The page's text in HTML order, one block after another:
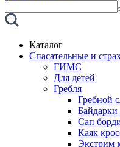
Каталог
Спасательные и
ГИМС
Для детей
Гребля
Гребной
Байдарки
Сап
Каяк
Экстрим